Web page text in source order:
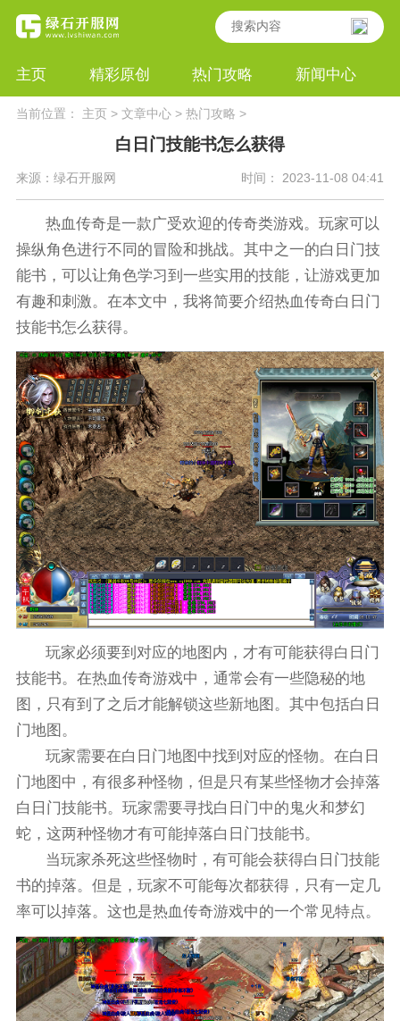
主页 精彩原创 热门攻略 新闻中心
当前位置： 主页> 文章中心> 热门攻略 >
白日门技能书怎么获得
来源：绿石开服网 时间： 2023-11-08 04:41
热血传奇是一款广受欢迎的传奇类游戏。玩家可以
操纵角色进行不同的冒险和挑战。其中之一的白日门技
能书，可以让角色学习到一些实用的技能，让游戏更加
有趣和刺激。在本文中，我将简要介绍热血传奇白日门
技能书怎么获得。
玩家必须要到对应的地图内，才有可能获得白日门
技能书。在热血传奇游戏中，通常会有一些隐秘的地
图，只有到了之后才能解锁这些新地图。其中包括白日
门地图。
玩家需要在白日门地图中找到对应的怪物。在白日
门地图中，有很多种怪物，但是只有某些怪物才会掉落
白日门技能书。玩家需要寻找白日门中的鬼火和梦幻
蛇，这两种怪物才有可能掉落白日门技能书。
当玩家杀死这些怪物时，有可能会获得白日门技能
书的掉落。但是，玩家不可能每次都获得，只有一定几
率可以掉落。这也是热血传奇游戏中的一个常见特点。